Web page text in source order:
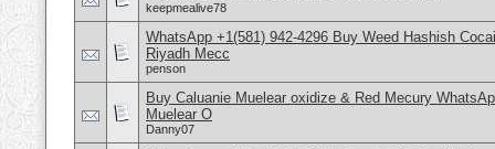
keepmealive78
WhatsApp +1(581) 942-4296 Buy Weed Hashish
Riyadh Mecc
penson
Buy Caluanie Muelear oxidize & Red Mecury
Muelear O
Danny07